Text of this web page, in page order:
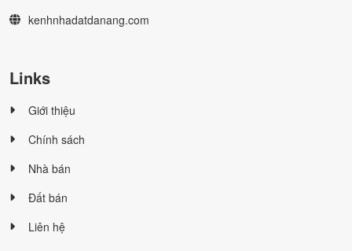
kenhnhadatdanang.com
Links
Giới thiệu
Chính sách
Nhà bán
Đất bán
Liên hệ